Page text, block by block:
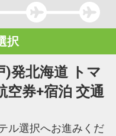
択
)発北海道 トマ
空券+宿泊 交通
ル選択へお進みくだ